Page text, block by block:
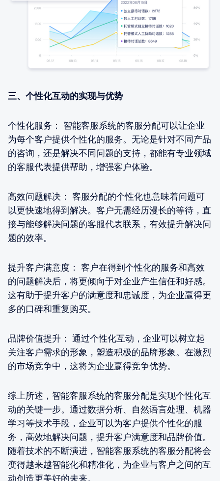
三、个性化互动的实现与优势
个性化服务： 智能客服系统的客服分配可以让企业
为每个客户提供个性化的服务。无论是针对不同产品
的咨询，还是解决不同问题的支持，都能有专业领域
的客服代表提供帮助，增强客户体验。
高效问题解决： 客服分配的个性化也意味着问题可
以更快速地得到解决。客户无需经历漫长的等待，直
接与能够解决问题的客服代表联系，有效提升解决问
题的效率。
提升客户满意度： 客户在得到个性化的服务和高效
的问题解决后，将更倾向于对企业产生信任和好感。
这有助于提升客户的满意度和忠诚度，为企业赢得更
多的口碑和重复购买。
品牌价值提升： 通过个性化互动，企业可以树立起
关注客户需求的形象，塑造积极的品牌形象。在激烈
的市场竞争中，这将为企业赢得竞争优势。
综上所述，智能客服系统的客服分配是实现个性化互
动的关键一步。通过数据分析、自然语言处理、机器
学习等技术手段，企业可以为客户提供个性化的服
务，高效地解决问题，提升客户满意度和品牌价值。
随着技术的不断演进，智能客服系统的客服分配将会
变得越来越智能化和精准化，为企业与客户之间的互
动创造更美好的未来。